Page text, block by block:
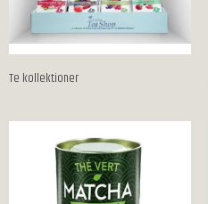
Te kollektioner